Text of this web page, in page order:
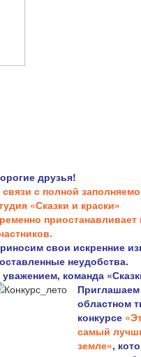
друзья!
связи с полной
«Сказки и краски»
свои искренние
неудобства.
команда
областном
конкурсе
самый
земле»,